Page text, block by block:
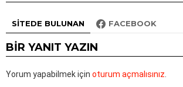
SITEDE BULUNAN FACEBOOK
BIR YANIT YAZIN
Yorum yapabilmek için oturum açmalısınız